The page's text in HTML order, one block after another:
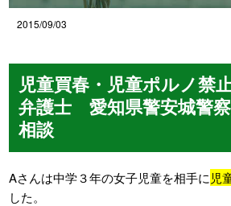
2015/09/03
児童買春・児童ポルノ禁
弁護士 愛知県警安城警
相談
Aさんは中学３年の女子児童を相手に 児
した。